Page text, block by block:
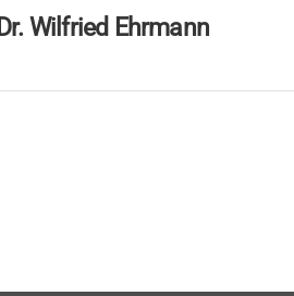
Dr. Wilfried Ehrmann